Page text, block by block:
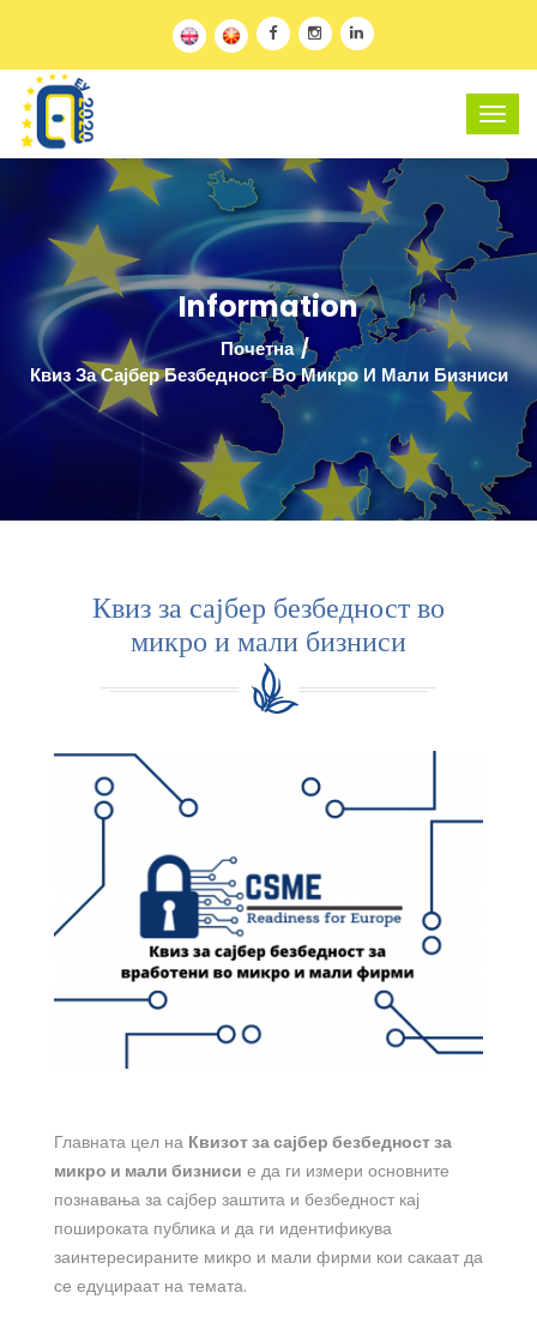
Information
Почетна
Квиз За Сајбер Безбедност Во Микро И Мали Бизниси
Квиз за сајбер безбедност во
микро и мали бизниси
Главната цел на Квизот за сајбер безбедност за
микро и мали бизниси е да ги измери основните
познавања за сајбер заштита и безбедност кај
пошироката публика и да ги идентификува
заинтересираните микро и мали фирми кои сакаат да
се едуцираат на темата.